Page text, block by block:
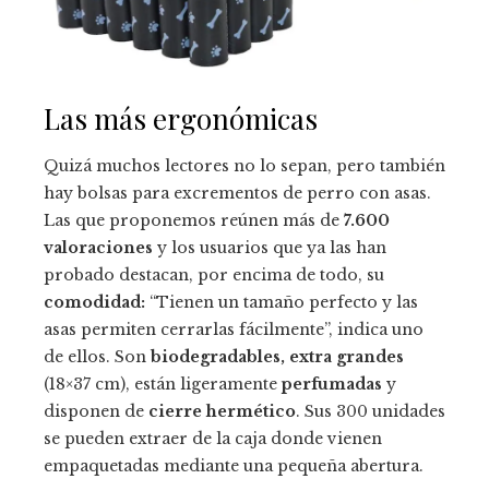
Las más ergonómicas
Quizá muchos lectores no lo sepan, pero también
hay bolsas para excrementos de perro con asas.
Las que proponemos reúnen más de 7.600
valoraciones y los usuarios que ya las han
probado destacan, por encima de todo, su
comodidad: “Tienen un tamaño perfecto y las
asas permiten cerrarlas fácilmente”, indica uno
de ellos. Son biodegradables, extra grandes
(18×37 cm), están ligeramenteperfumadas y
disponen de cierre hermético. Sus 300 unidades
se pueden extraer de la caja donde vienen
empaquetadas mediante una pequeña abertura.